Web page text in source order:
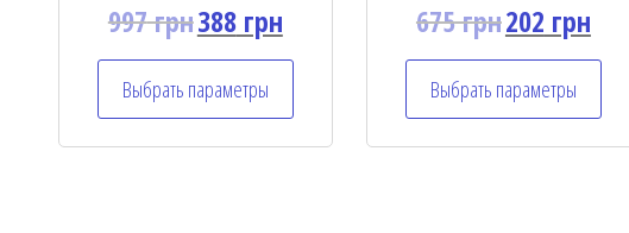
R
d
0
o
u
997грн388грн
Выбрать параметры
R
a
d
0
o
u
675грн202 грн
Выбрать параметры